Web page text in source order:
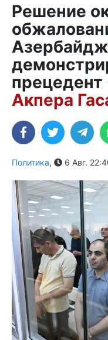
Решение
прецедент
Акпера
Политика, 6 Авг.